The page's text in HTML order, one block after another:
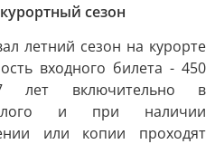
сезон
летний сезон на курорте
входного билета - 450
включительно в
и при наличии
или копии проходят